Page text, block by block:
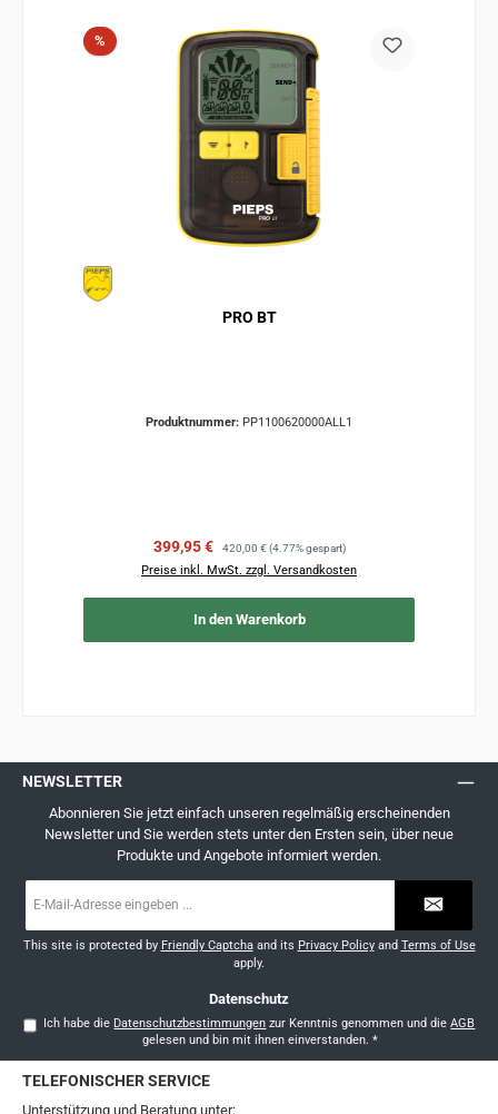
%Rabatt
PRO BT
Produktnummer: PP1100620000ALL1
Verkaufspreis:
399,95 € Regulärer Preis:
420,00 € (4.77% gespart)
Preise inkl. MwSt. zzgl. Versandkosten
In den Warenkorb
NEWSLETTER
Abonnieren Sie jetzt einfach unseren regelmäßig erscheinenden
Newsletter und Sie werden stets unter den Ersten sein, über neue
Produkte und Angebote informiert werden.
Mail-
*
This site is protected by Friendly Captchaand its Privacy Policyand Terms of Use
apply.
Datenschutz
Ich habe die Datenschutzbestimmungen zur Kenntnis genommen und dieAGB
gelesen und bin mit ihnen einverstanden. *
TELEFONISCHER SERVICE
Unterstützung und Beratung unter: